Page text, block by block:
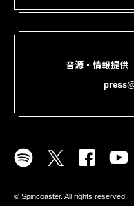
音源・情報提供
©︎ Spincoaster. All rights reserved.